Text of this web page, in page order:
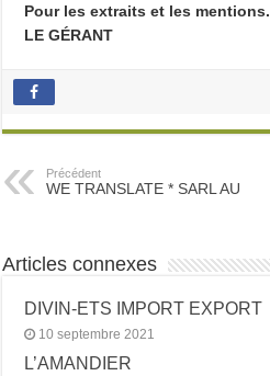
Pour les extraits et les mentions.
LE GÉRANT
Précédent
WE TRANSLATE * SARL AU
Articles connexes
DIVIN-ETS IMPORT EXPORT
10 septembre 2021
L’AMANDIER